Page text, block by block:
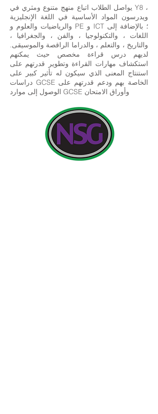
يواصل الطلاب اتباع منهج متنوع ومثري في Y8 ،
ويدرسون المواد الأساسية في اللغة الإنجليزية
والرياضيات والعلوم و PE و ICT ؛ بالإضافة إلى
اللغات ، والتكنولوجيا ، والفن ، والجغرافيا ،
والتاريخ ، والتعلم ، والدراما الراقصة والموسيقى.
لديهم درس قراءة مخصص حيث يمكنهم
استكشاف مهارات القراءة وتطوير قدرتهم على
استنتاج المعنى الذي سيكون له تأثير كبير على
دراسات GCSE الخاصة بهم ودعم قدرتهم على
الوصول إلى موارد GCSE وأوراق الامتحان